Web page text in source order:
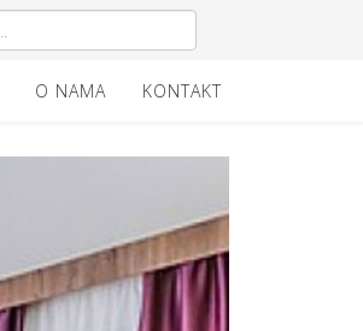
O NAMA KONTAKT